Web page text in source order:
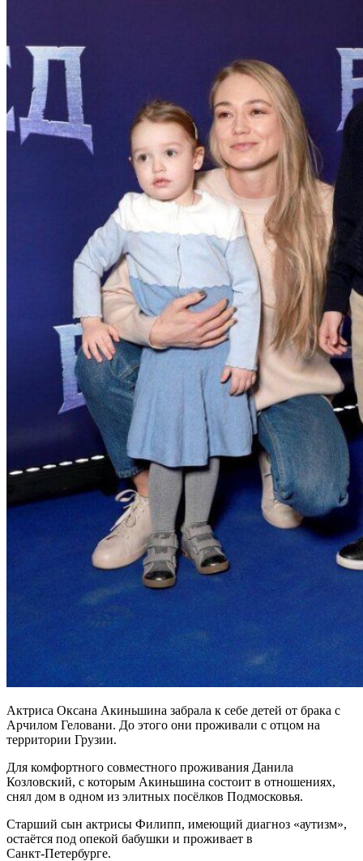
Актриса Оксана Акиньшина забрала к себе детей от брака с
Арчилом Геловани. До этого они проживали с отцом на
территории Грузии.
Для комфортного совместного проживания Данила
Козловский, с которым Акиньшина состоит в отношениях,
снял дом в одном из элитных посёлков Подмосковья.
Старший сын актрисы Филипп, имеющий диагноз «аутизм»,
остаётся под опекой бабушки и проживает в
Санкт‑Петербурге.